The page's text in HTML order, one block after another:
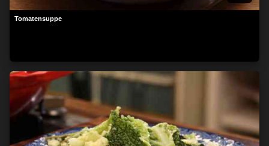
Tomatensuppe